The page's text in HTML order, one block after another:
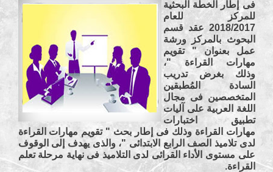
فى إطار الخطة البحثية
للمركز للعام
2018/2017 عقد قسم
البحوث بالمركز ورشة
عمل بعنوان " تقويم
مهارات القراءة "،
وذلك بغرض تدريب
السادة المُطبقين
المتخصصين فى مجال
اللغة العربية على آليات
تطبيق اختبارات
مهارات القراءة وذلك فى إطار بحث " تقويم مهارات القراءة
لدى تلاميذ الصف الرابع الابتدائى "، والذى يهدف إلى الوقوف
على مستوى الأداء القرائى لدى التلاميذ فى نهاية مرحلة تعلم
القراءة.